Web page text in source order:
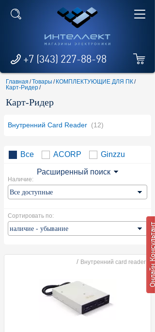
+7 (343) 227-88-98
Главная /Товары / КОМПЛЕКТУЮЩИЕ ДЛЯ ПК/
Карт-Ридер/
Карт-Ридер
Внутренний Card Reader (12)
Все ACORP Ginzzu
Расширенный поиск
Наличие:
Сортировать по:
/ Внутренний card reader